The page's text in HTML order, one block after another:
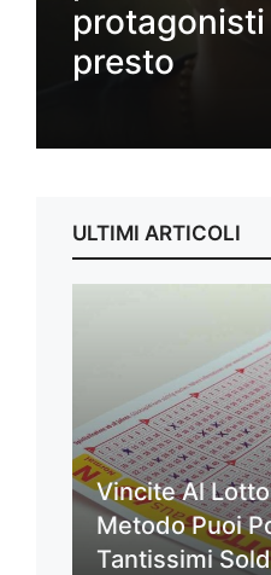
presto
ULTIMI ARTICOLI
Vincite Al
Metodo Puoi
Tantissimi